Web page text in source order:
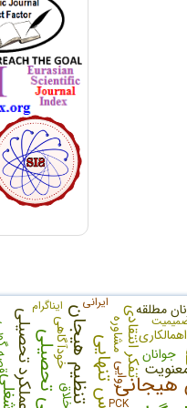
تنظیم هیجان عملکرد تحصیلی تفکر انتقادیجوانان
مطلقه
خودآگاهی
روایی
اهمالکاری مشاوره
ایرانی
ایناگرام
PCK